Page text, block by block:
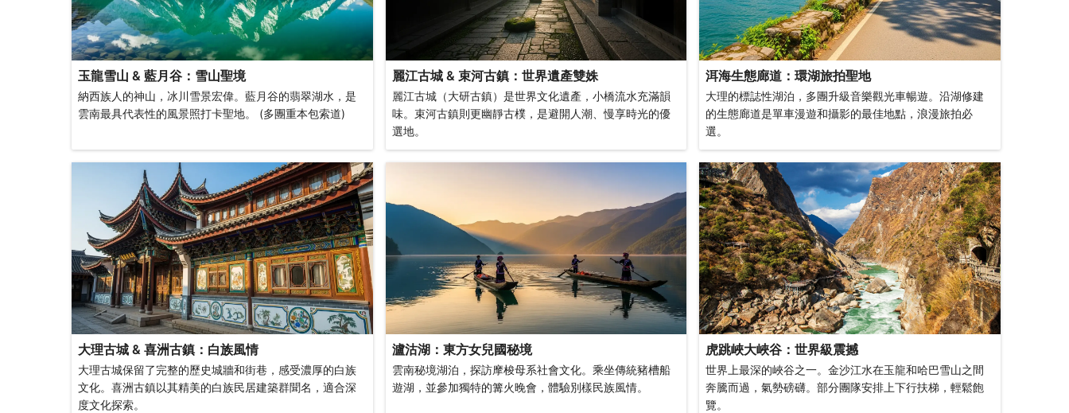
玉龍雪山 & 藍月谷：雪山聖境
納西族人的神山，冰川雪景宏偉。藍月谷的翡翠湖水，是
雲南最具代表性的風景照打卡聖地。 (多團重本包索道)
麗江古城 & 束河古鎮：世界遺產雙姝
麗江古城（大研古鎮）是世界文化遺產，小橋流水充滿韻
味。束河古鎮則更幽靜古樸，是避開人潮、慢享時光的優
選地。
洱海生態廊道：環湖旅拍聖地
大理的標誌性湖泊，多團升級音樂觀光車暢遊。沿湖修建
的生態廊道是單車漫遊和攝影的最佳地點，浪漫旅拍必
選。
大理古城 & 喜洲古鎮：白族風情
大理古城保留了完整的歷史城牆和街巷，感受濃厚的白族
文化。喜洲古鎮以其精美的白族民居建築群聞名，適合深
度文化探索。
瀘沽湖：東方女兒國秘境
雲南秘境湖泊，探訪摩梭母系社會文化。乘坐傳統豬槽船
遊湖，並參加獨特的篝火晚會，體驗別樣民族風情。
虎跳峽大峽谷：世界級震撼
世界上最深的峽谷之一。金沙江水在玉龍和哈巴雪山之間
奔騰而過，氣勢磅礴。部分團隊安排上下行扶梯，輕鬆飽
覽。